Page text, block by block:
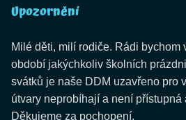
Upozornění
Milé děti, milí rodiče. Rádi bychom
období jakýchkoliv školních
svátků je naše DDM uzavřeno pro
útvary neprobíhají a není přístupná
Děkujeme za pochopení.